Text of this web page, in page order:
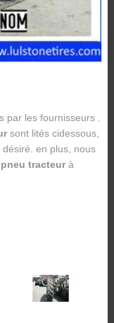
par les fournisseurs .
sont lités cidessous,
en plus, nous
pneu tracteurà